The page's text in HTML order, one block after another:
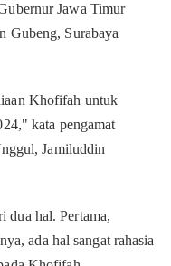
Jawa Timur
Gubeng, Surabaya
Khofifah untuk
kata pengamat
Jamiluddin
dua hal. Pertama,
ada hal sangat rahasia